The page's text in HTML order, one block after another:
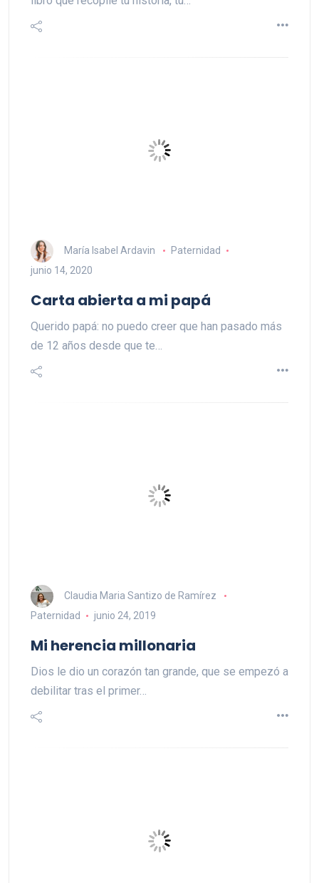
María Isabel Ardavin
Paternidad
junio 14, 2020
Carta abierta a mi papá
Querido papá: no puedo creer que han pasado más
de 12 años desde que te…
Claudia Maria Santizo de Ramírez
Paternidad
junio 24, 2019
Mi herencia millonaria
Dios le dio un corazón tan grande, que se empezó a
debilitar tras el primer…